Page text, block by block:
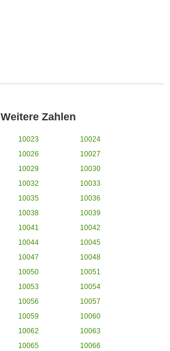
Weitere Zahlen
10023
10024
10026
10027
10029
10030
10032
10033
10035
10036
10038
10039
10041
10042
10044
10045
10047
10048
10050
10051
10053
10054
10056
10057
10059
10060
10062
10063
10065
10066